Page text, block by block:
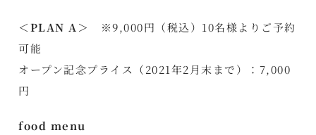
＜PLAN A＞
※9,000円（税込）10名様よりご予約
可能
オープン記念プライス（2021年2月末まで）：7,000
円
food menu